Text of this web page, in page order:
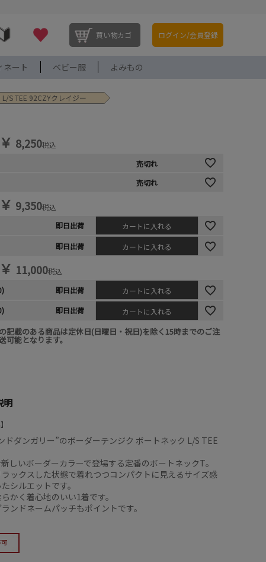
買い物カゴ ログイン/会員登録
ネート ベビー服 よみもの
S TEE 92CZYクレイジー
￥ 8,250税込
売切れ
売切れ
￥ 9,350税込
即日出荷
カートに入れる
即日出荷 カートに入れる
￥ 11,000税込
即日出荷
カートに入れる
即日出荷 カートに入れる
記載のある商品は定休日(日曜日・祝日)を除く15時までのご注
可能となります。
明
ドダンガリー”のボーダーテンジク ボートネック L/S TEE
しいボーダーカラーで登場する定番のボートネックT。
ックスした状態で着れつつコンパクトに見えるサイズ感
シルエットです。
かく着心地のいい1着です。
ンドネームパッチもポイントです。